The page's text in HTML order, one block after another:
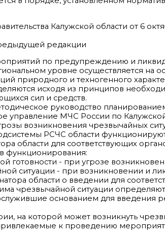
Калужской области от 6
редакции
по предупреждению и
уровне осуществляется
природного и техногенного
исходя из принципов
сил и средств.
руководство
управление МЧС России по
возникновения чрезвычайных
РСЧС области
области для соответствующих
функционирования:
готовности - при угрозе
ситуации - при возникновении и
области о введении для
чрезвычайной ситуации
основанием для
на которой может возникнуть
к проведению